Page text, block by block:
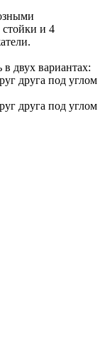
и 4
двух вариантах:
друга под углом
друга под углом